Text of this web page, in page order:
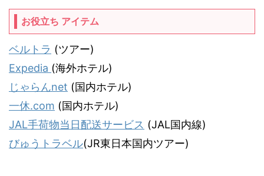
お役立ち アイテム
ベルトラ (ツアー)
Expedia (海外ホテル)
じゃらんnet (国内ホテル)
一休.com (国内ホテル)
JAL手荷物当日配送サービス (JAL国内線)
びゅうトラベル(JR東日本国内ツアー)